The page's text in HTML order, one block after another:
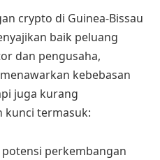
crypto di Guinea-Bissau
baik peluang
dan pengusaha,
kebebasan
juga kurang
kunci termasuk:
perkembangan